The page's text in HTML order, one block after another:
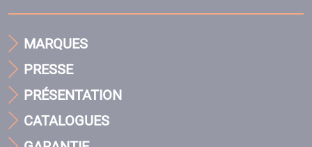
MARQUES
PRESSE
PRÉSENTATION
CATALOGUES